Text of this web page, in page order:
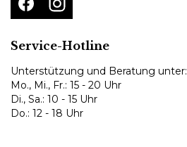
Service-Hotline
Unterstützung und Beratung unter:
Mo., Mi., Fr.: 15 - 20 Uhr
Di., Sa.: 10 - 15 Uhr
Do.: 12 - 18 Uhr